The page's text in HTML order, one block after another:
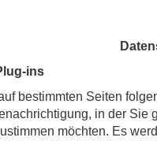
ins
bestimmten Seiten
in der
möchten. Es